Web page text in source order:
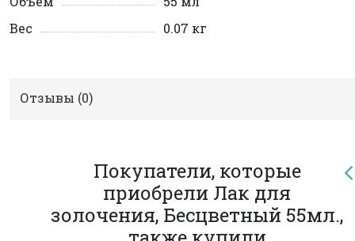
Вес
0.07 кг
Отзывы (0)
Покупатели, которые
приобрели Лак для
золочения, Бесцветный 55мл.,